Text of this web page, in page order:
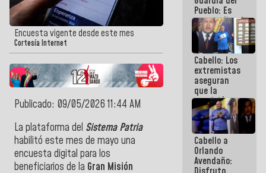
Encuesta vigente desde este mes
Cortesía Internet
Publicado: 09/05/2026 11:44 AM
La plataforma del Sistema Patria
habilitó este mes de mayo una
encuesta digital para los
beneficiarios de la Gran Misión
Pueblo: Es
extraordinario
como esos
muchachos
y
muchachas
se enlazan
con la gente
Cabello: Los
extremistas
aseguran
que la
oposición
actual es la
más
dividida de
la historia
de
Venezuela
Cabello a
Orlando
Avendaño: